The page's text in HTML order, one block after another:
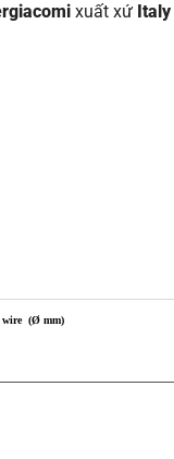
xuất xứ Italy
wire (Ø mm)